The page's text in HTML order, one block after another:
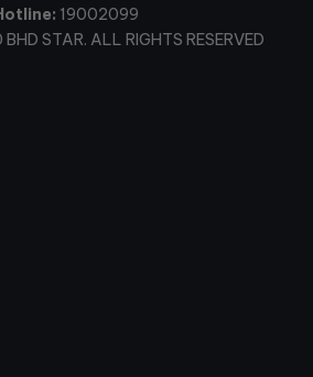
19002099
STAR. ALL RIGHTS RESERVED